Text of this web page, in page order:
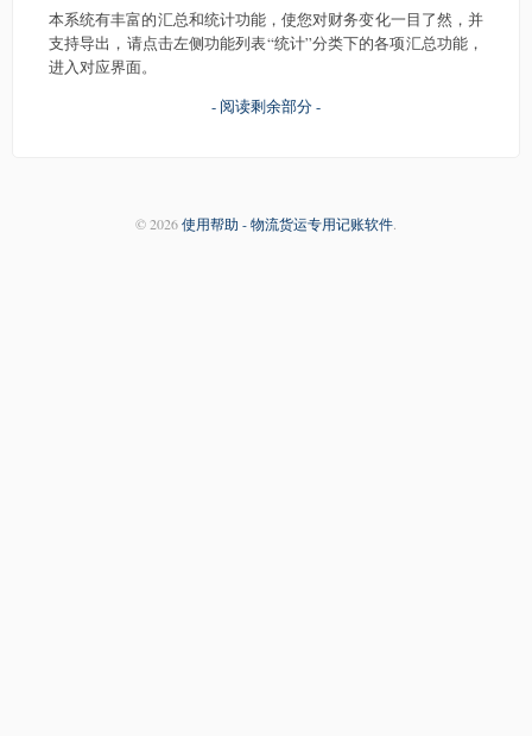
本系统有丰富的汇总和统计功能，使您对财务变化一目了然，并
支持导出，请点击左侧功能列表“统计”分类下的各项汇总功能，
进入对应界面。
- 阅读剩余部分 -
© 2026使用帮助 - 物流货运专用记账软件.